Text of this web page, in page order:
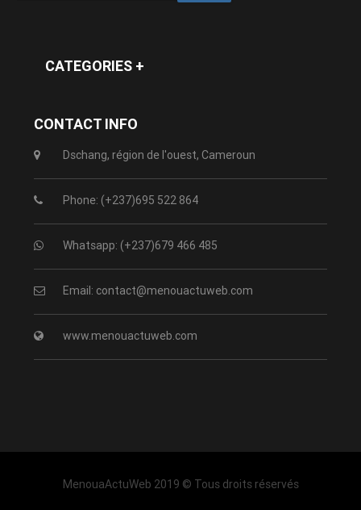
CATEGORIES +
CONTACT INFO
Dschang, région de l'ouest, Cameroun
Phone: (+237)695 522 864
Whatsapp: (+237)679 466 485
Email: contact@menouactuweb.com
www.menouactuweb.com
MenouaActuWeb 2019 © Tous droits réservés